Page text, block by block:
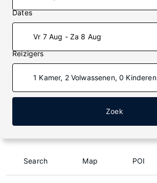
Dates
Vr 7 Aug - Za 8 Aug
Reizigers
1 Kamer, 2 Volwassenen, 0 Kinderen
Zoek
Search Map POI